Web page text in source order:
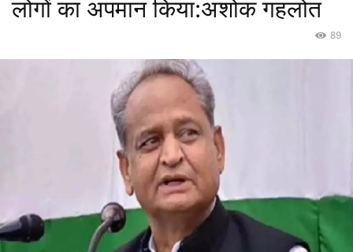
लोगों का अपमान किया:अशोक गहलोत
89